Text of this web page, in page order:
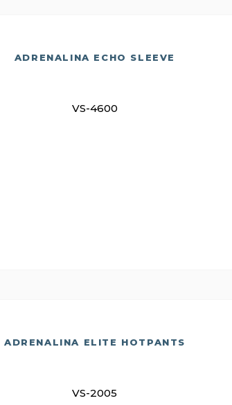
ADRENALINA ECHO SLEEVE
VS-4600
ADRENALINA ELITE HOTPANTS
VS-2005